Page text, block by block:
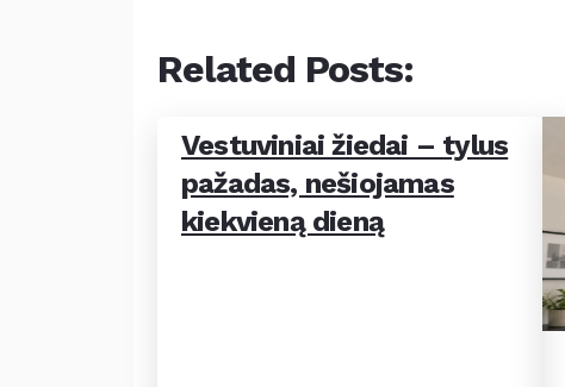
Related Posts:
Vestuviniai žiedai – tylus
pažadas, nešiojamas
kiekvieną dieną